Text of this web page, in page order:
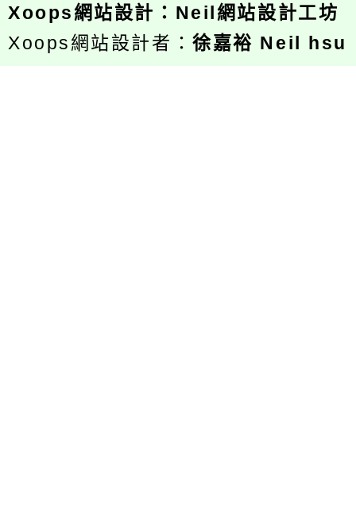
Xoops網站設計 ： Neil網站設計工坊
Xoops網站設計者：徐嘉裕 Neil hsu